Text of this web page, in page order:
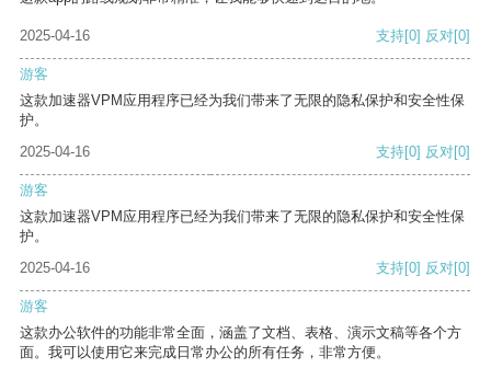
2025-04-16 支持[0] 反对[0]
游客
这款加速器VPM应用程序已经为我们带来了无限的隐私保护和安全性保
护。
2025-04-16
支持[0] 反对[0]
游客
这款加速器VPM应用程序已经为我们带来了无限的隐私保护和安全性保
护。
2025-04-16
支持[0] 反对[0]
游客
这款办公软件的功能非常全面，涵盖了文档、表格、演示文稿等各个方
面。我可以使用它来完成日常办公的所有任务，非常方便。